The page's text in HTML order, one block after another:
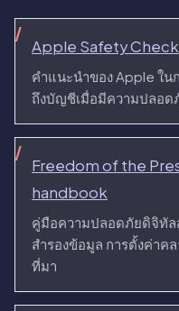
Apple Safety Check
คำแนะนำของ Apple ใน
ถึงบัญชีเมื่อมีความปลอด
Freedom of the
handbook
คู่มือความปลอดภัยดิจิทัล
สำรองข้อมูล การตั้งค่าค
ที่มา